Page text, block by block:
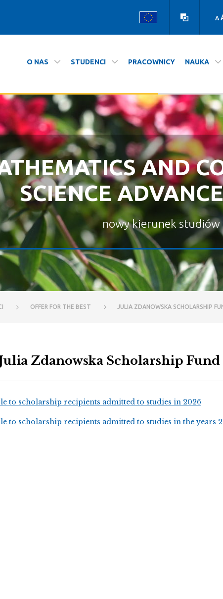
version
A
O NAS STUDENCI PRACOWNICY NAUKA
AND
SCIENCE
nowy kierunek
NA NASZ
OFFER FOR THE BEST JULIA ZDANOWSKA SCHOLARSHIP
Zdanowska Scholarship Fund
to scholarship recipients admitted to studies in 2026
to scholarship recipients admitted to studies in the years